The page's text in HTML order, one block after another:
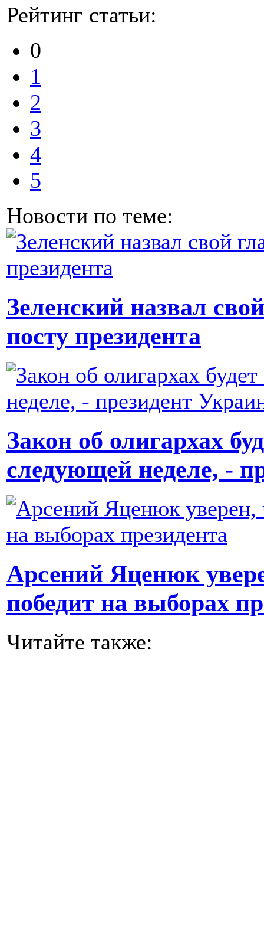
Рейтинг статьи:
0
1
2
3
4
5
Новости по теме:
Зеленский назвал
посту президента
Закон об олигархах
следующей неделе, -
Арсений Яценюк
победит на выборах
Читайте также: